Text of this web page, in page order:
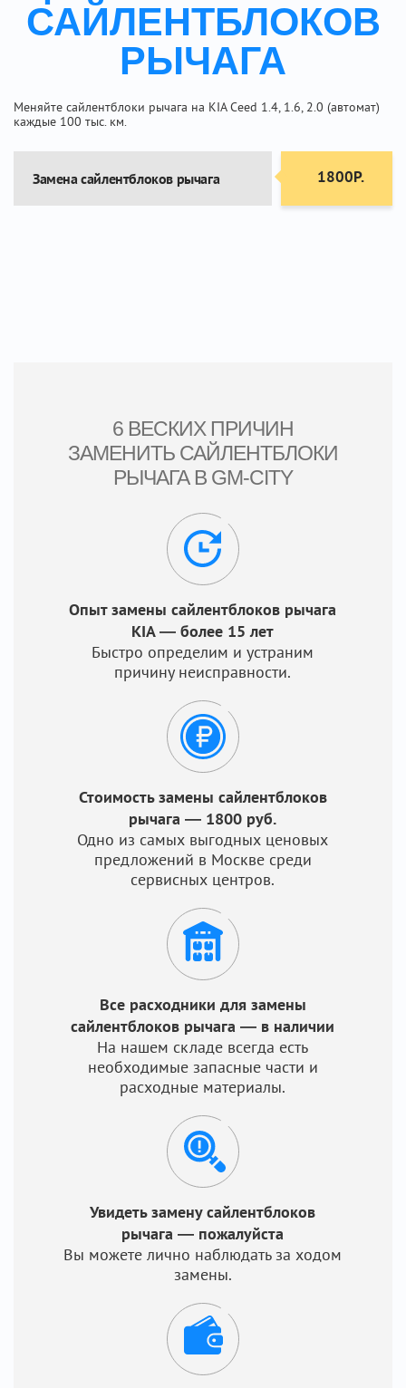
САЙЛЕНТБЛОКОВ
РЫЧАГА
Меняйте сайлентблоки рычага на KIA Ceed 1.4, 1.6, 2.0 (автомат)
каждые 100 тыс. км.
Замена сайлентблоков рычага 1800Р.
6 ВЕСКИХ ПРИЧИН
ЗАМЕНИТЬ САЙЛЕНТБЛОКИ
РЫЧАГА В GM-CITY
Опыт замены сайлентблоков рычага
KIA — более 15 лет
Быстро определим и устраним
причину неисправности.
Стоимость замены сайлентблоков
рычага — 1800 руб.
Одно из самых выгодных ценовых
предложений в Москве среди
сервисных центров.
Все расходники для замены
сайлентблоков рычага — в наличии
На нашем складе всегда есть
необходимые запасные части и
расходные материалы.
Увидеть замену сайлентблоков
рычага — пожалуйста
Вы можете лично наблюдать за ходом
замены.